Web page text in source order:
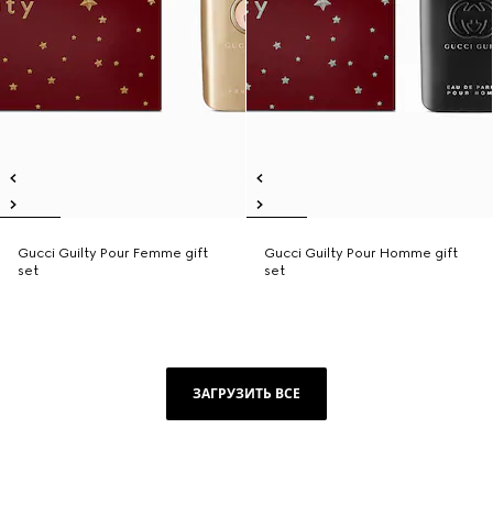
Gucci Guilty Pour Femme gift
set
Gucci Guilty Pour Homme gift
set
ЗАГРУЗИТЬ ВСЕ